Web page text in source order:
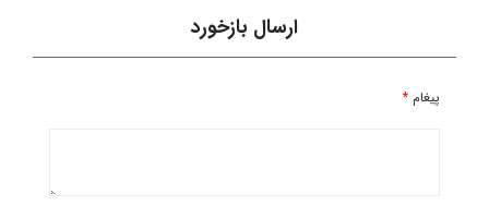
ارسال بازخورد
پیغام *